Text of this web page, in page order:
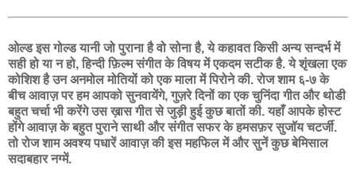
ओल्ड इस गोल्ड यानी जो पुराना है वो सोना है, ये कहावत किसी अन्य सन्दर्भ में
सही हो या न हो, हिन्दी फ़िल्म संगीत के विषय में एकदम सटीक है. ये शृंखला एक
कोशिश है उन अनमोल मोतियों को एक माला में पिरोने की. रोज शाम ६-७ के
बीच आवाज़ पर हम आपको सुनवायेंगे, गुज़रे दिनों का एक चुनिंदा गीत और थोडी
बहुत चर्चा भी करेंगे उस ख़ास गीत से जुड़ी हुई कुछ बातों की. यहाँ आपके होस्ट
होंगे आवाज़ के बहुत पुराने साथी और संगीत सफर के हमसफ़र सुजॉय चटर्जी.
तो रोज शाम अवश्य पधारें आवाज़ की इस महफिल में और सुनें कुछ बेमिसाल
सदाबहार नग्में.